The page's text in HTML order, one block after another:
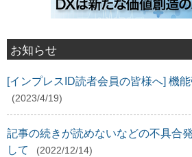
お知らせ
[インプレスID読者会員の皆様へ] 機
(2023/4/19)
記事の続きが読めないなどの不具合
して
(2022/12/14)